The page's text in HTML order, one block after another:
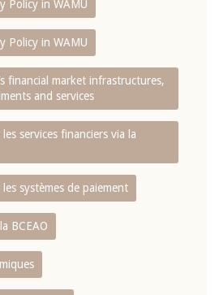
Policy in WAMU
Policy in WAMU
financial market infrastructures,
and services
services financiers via la
systèmes de paiement
BCEAO